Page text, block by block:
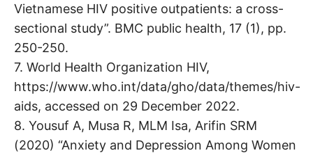
Vietnamese HIV positive outpatients: a cross-
sectional study”. BMC public health, 17 (1), pp.
250-250.
7. World Health Organization HIV,
https://www.who.int/data/gho/data/themes/hiv-
aids, accessed on 29 December 2022.
8. Yousuf A, Musa R, MLM Isa, Arifin SRM
(2020) “Anxiety and Depression Among Women